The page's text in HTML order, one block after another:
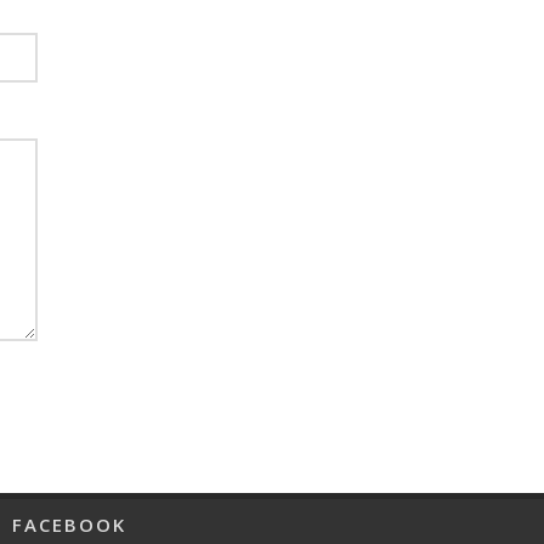
FACEBOOK